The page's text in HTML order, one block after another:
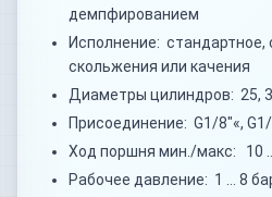
демпфированием
Исполнение:
скольжения или качения
Диаметры цилиндров: 25,
Присоединение: G1/8"«,
Ход поршня мин./макс: 10
Рабочее давление: 1 … 8